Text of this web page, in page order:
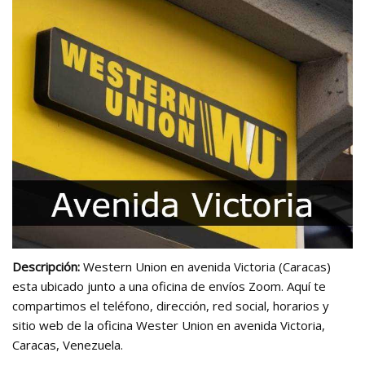
Descripción: Western Union en avenida Victoria (Caracas)
esta ubicado junto a una oficina de envíos Zoom. Aquí te
compartimos el teléfono, dirección, red social, horarios y
sitio web de la oficina Wester Union en avenida Victoria,
Caracas, Venezuela.